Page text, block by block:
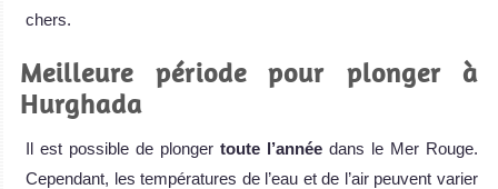
chers.
Meilleure période pour plonger à
Hurghada
Il est possible de plonger toute l’année dans le Mer Rouge.
Cependant, les températures de l’eau et de l’air peuvent varier